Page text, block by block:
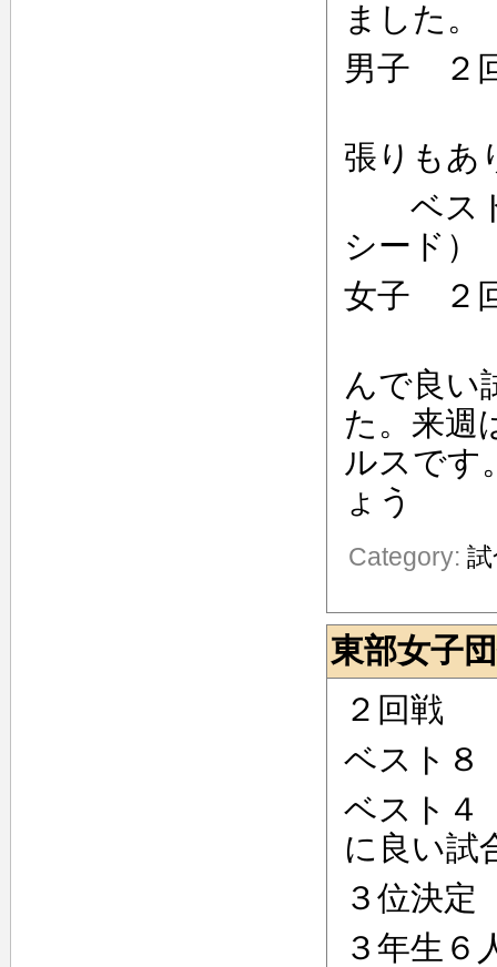
ました。
男子 ２
張りもあ
ベスト
シード）
女子 ２
んで良い
た。来週
ルスです
ょう
Category:
東部女子
２回戦
ベスト８
ベスト
に良い
３位決
３年生６